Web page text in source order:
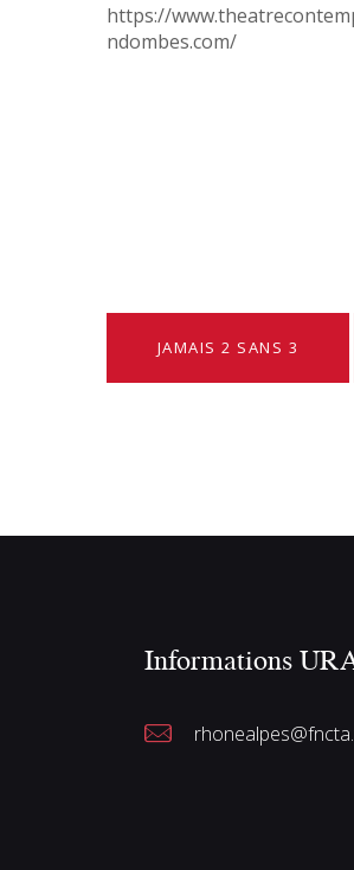
https://
ndombes.com/
JAMAIS 2 SANS 3
Informations